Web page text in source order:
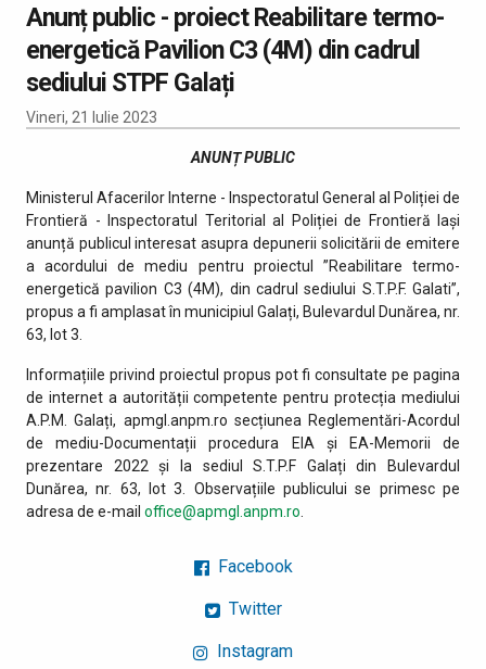
Anunț public - proiect Reabilitare termo-
energetică Pavilion C3 (4M) din cadrul
sediului STPF Galați
Vineri, 21 Iulie 2023
ANUNȚ PUBLIC
Ministerul Afacerilor Interne - Inspectoratul General al Poliției de
Frontieră - Inspectoratul Teritorial al Poliției de Frontieră Iași
anunță publicul interesat asupra depunerii solicitării de emitere
a acordului de mediu pentru proiectul ”Reabilitare termo-
energetică pavilion C3 (4M), din cadrul sediului S.T.P.F. Galati”,
propus a fi amplasat în municipiul Galați, Bulevardul Dunărea, nr.
63, lot 3.
Informațiile privind proiectul propus pot fi consultate pe pagina
de internet a autorității competente pentru protecția mediului
A.P.M. Galați, apmgl.anpm.ro secțiunea Reglementări-Acordul
de mediu-Documentații procedura EIA și EA-Memorii de
prezentare 2022 și la sediul S.T.P.F Galați din Bulevardul
Dunărea, nr. 63, lot 3. Observațiile publicului se primesc pe
adresa de e-mail office@apmgl.anpm.ro
Facebook
Twitter
Instagram